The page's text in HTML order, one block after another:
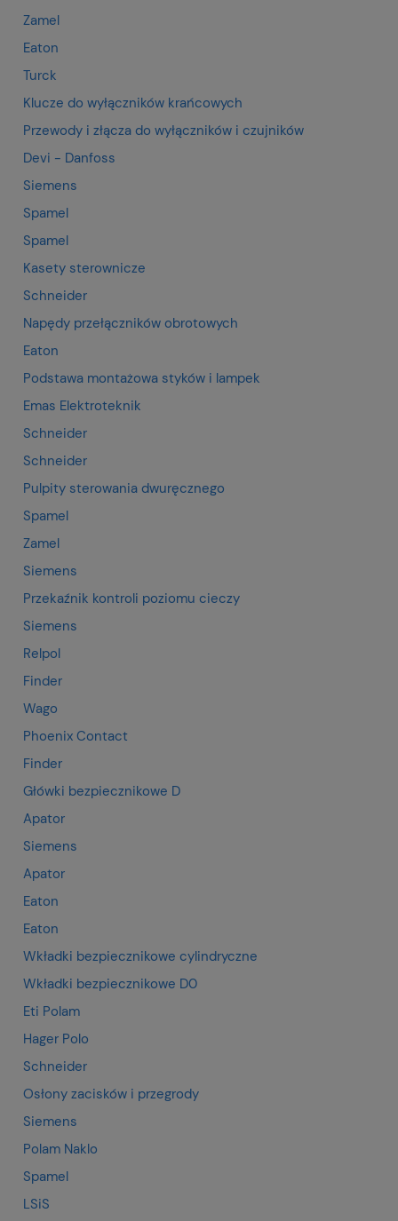
Zamel
Eaton
Turck
Klucze do wyłączników krańcowych
Przewody i złącza do wyłączników i czujników
Devi - Danfoss
Siemens
Spamel
Spamel
Kasety sterownicze
Schneider
Napędy przełączników obrotowych
Eaton
Podstawa montażowa styków i lampek
Emas Elektroteknik
Schneider
Schneider
Pulpity sterowania dwuręcznego
Spamel
Zamel
Siemens
Przekaźnik kontroli poziomu cieczy
Siemens
Relpol
Finder
Wago
Phoenix Contact
Finder
Główki bezpiecznikowe D
Apator
Siemens
Apator
Eaton
Eaton
Wkładki bezpiecznikowe cylindryczne
Wkładki bezpiecznikowe D0
Eti Polam
Hager Polo
Schneider
Osłony zacisków i przegrody
Siemens
Polam Naklo
Spamel
LSiS